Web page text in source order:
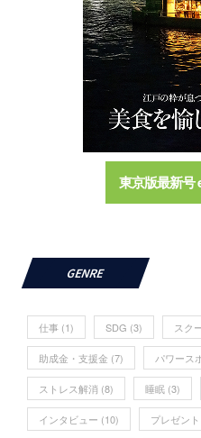
東京版最新号
助成金・支援金(7) パワース
ストレス解消(8) 睡眠(3)
インタビュー (10) プレゼント
セカンドライフ(3) フィット